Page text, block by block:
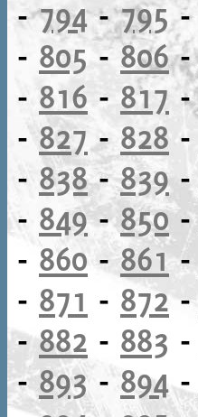
-794-795
- 805 -806
- 816- 817
-827-828 -
- 838-839-
- 849-850-
- 860 -861-
- 871 - 872
-882 - 883 -
-893-894-